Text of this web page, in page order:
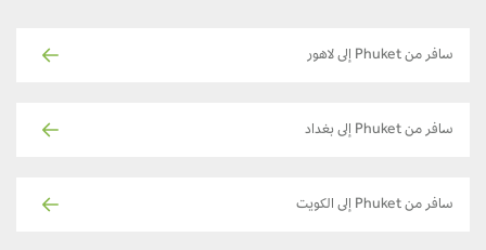
سافر من Phuket إلى لاهور
سافر من Phuket إلى بغداد
سافر من Phuket إلى الكويت